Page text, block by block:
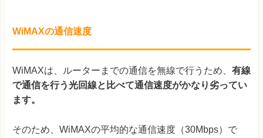
WiMAXの通信速度
WiMAXは、ルーターまでの通信を無線で行うため、 有線
で通信を行う光回線と比べて通信速度がかなり劣ってい
ます。
そのため、WiMAXの平均的な通信速度（30Mbps）で